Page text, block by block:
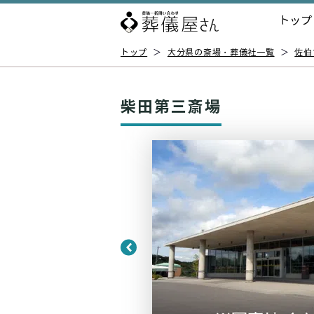
トップ
トップ ＞ 大分県の斎場・葬儀社一覧 ＞ 佐
柴田第三斎場